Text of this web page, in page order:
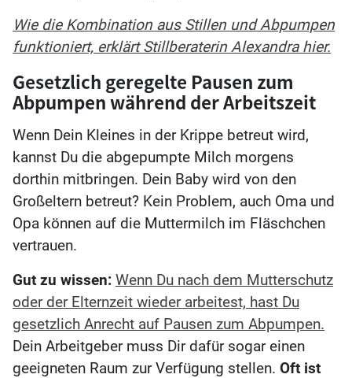
Wie die Kombination aus Stillen und Abpumpen
funktioniert, erklärt Stillberaterin Alexandra hier.
Gesetzlich geregelte Pausen zum
Abpumpen während der Arbeitszeit
Wenn Dein Kleines in der Krippe betreut wird,
kannst Du die abgepumpte Milch morgens
dorthin mitbringen. Dein Baby wird von den
Großeltern betreut? Kein Problem, auch Oma und
Opa können auf die Muttermilch im Fläschchen
vertrauen.
Gut zu wissen: Wenn Du nach dem Mutterschutz
oder der Elternzeit wieder arbeitest, hast Du
gesetzlich Anrecht auf Pausen zum Abpumpen.
Dein Arbeitgeber muss Dir dafür sogar einen
geeigneten Raum zur Verfügung stellen. Oft ist